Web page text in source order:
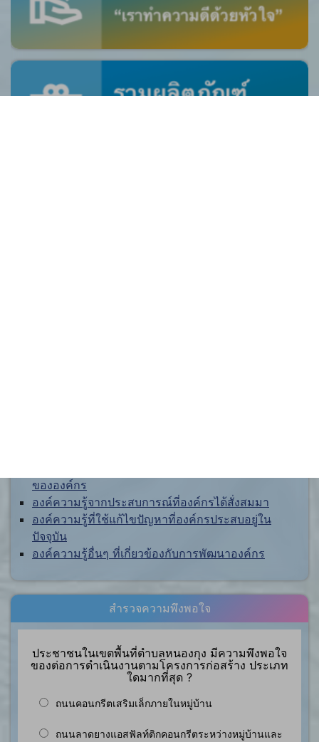
ขององค์กร
องค์ความรู้จากประสบการณ์ที่องค์กรได้สั่งสมมา
องค์ความรู้ที่ใช้แก้ไขปัญหาที่องค์กรประสบอยู่ใน
ปัจจุบัน
องค์ความรู้อื่นๆ ที่เกี่ยวข้องกับการพัฒนาองค์กร
สำรวจความพึงพอใจ
ประชาชนในเขตพื้นที่ตำบลหนองกุง มีความพึงพอใจ
ของต่อการดำเนินงานตามโครงการก่อสร้าง ประเภท
ใดมากที่สุด ?
ถนนคอนกรีตเสริมเล็กภายในหมู่บ้าน
ถนนลาดยางแอสฟัลท์ติกคอนกรีตระหว่างหมู่บ้านและ